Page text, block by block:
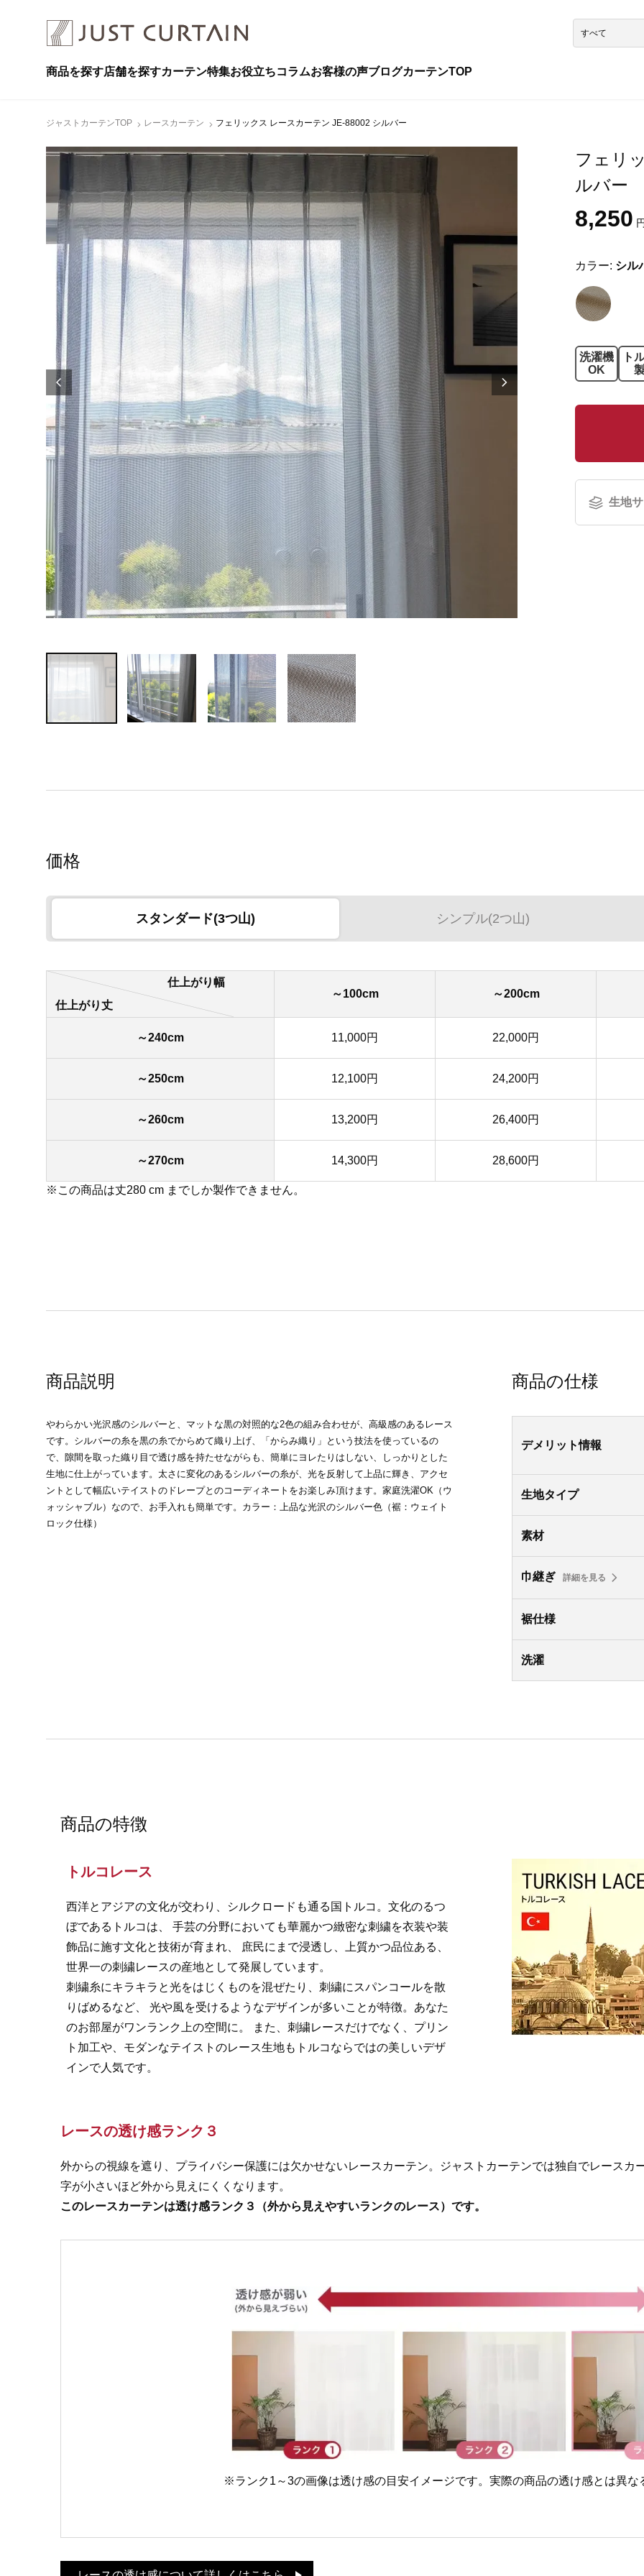
商品を探す店舗を探すカーテン特集お役立ちコラムお客様の声ブログカーテンTOP
ジャストカーテンTOP レースカーテン フェリックス レースカーテン JE-88002 シルバー
フェリ
ルバー
8,250
カラー: シル
洗濯機
OK
ト
生地
価格
スタンダード(3つ山) シンプル(2つ山)
仕上がり幅
仕上がり丈
～100cm ～200cm
～240cm 11,000円 22,000円
～250cm 12,100円 24,200円
～260cm 13,200円 26,400円
～270cm 14,300円 28,600円
※この商品は丈280 cm までしか製作できません。
商品説明
やわらかい光沢感のシルバーと、マットな黒の対照的な2色の組み合わせが、高級感のあるレース
です。シルバーの糸を黒の糸でからめて織り上げ、「からみ織り」という技法を使っているの
で、隙間を取った織り目で透け感を持たせながらも、簡単にヨレたりはしない、しっかりとした
生地に仕上がっています。太さに変化のあるシルバーの糸が、光を反射して上品に輝き、アクセ
ントとして幅広いテイストのドレープとのコーディネートをお楽しみ頂けます。家庭洗濯OK（ウ
ォッシャブル）なので、お手入れも簡単です。カラー：上品な光沢のシルバー色（裾：ウェイト
ロック仕様）
商品の仕様
デメリット情報
生地タイプ
素材
巾継ぎ 詳細を見る
裾仕様
洗濯
商品の特徴
トルコレース
西洋とアジアの文化が交わり、シルクロードも通る国トルコ。文化のるつ
ぼであるトルコは、 手芸の分野においても華麗かつ緻密な刺繍を衣装や装
飾品に施す文化と技術が育まれ、 庶民にまで浸透し、上質かつ品位ある、
世界一の刺繍レースの産地として発展しています。
刺繍糸にキラキラと光をはじくものを混ぜたり、刺繍にスパンコールを散
りばめるなど、 光や風を受けるようなデザインが多いことが特徴。あなた
のお部屋がワンランク上の空間に。 また、刺繍レースだけでなく、プリン
ト加工や、モダンなテイストのレース生地もトルコならではの美しいデザ
インで人気です。
レースの透け感ランク３
外からの視線を遮り、プライバシー保護には欠かせないレースカーテン。ジャストカーテンでは独自でレースカ
字が小さいほど外から見えにくくなります。
このレースカーテンは透け感ランク３（外から見えやすいランクのレース）です。
※ランク1～3の画像は透け感の目安イメージです。実際の商品の透け感とは異な